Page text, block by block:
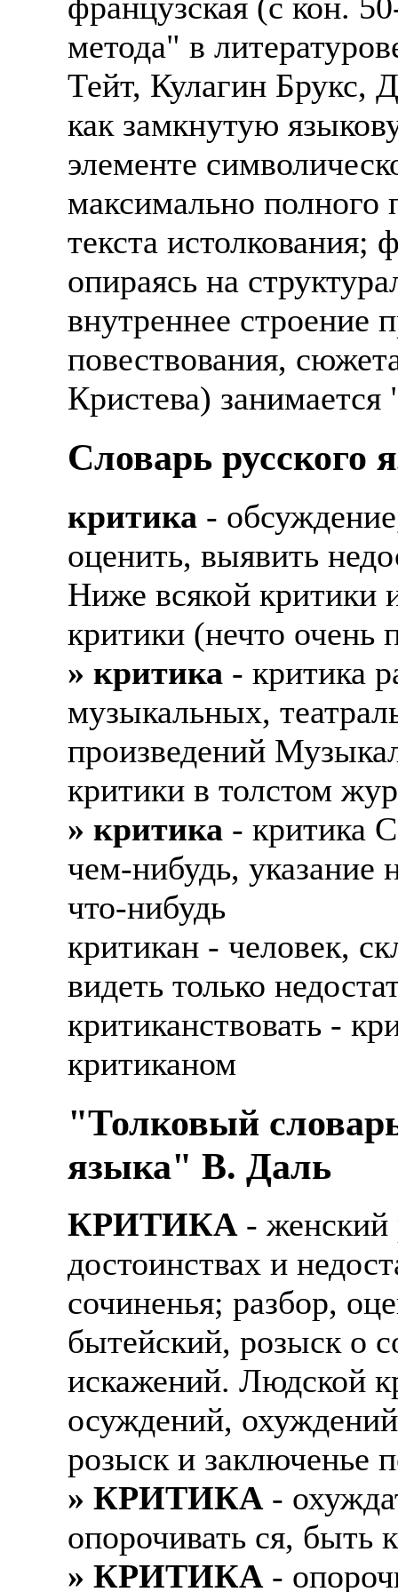
Также смотрите
отправке в другие
А также
рабочий,
стикеровщик.
# трудоустройство за
# трудоустройство за
В таких банках, как
Промсвязьбанк,
А также в компаниях:
СДЭК, ПЭК и т.д.
В направлениях: без
метода" в
Тейт, Кулагин Брукс,
как замкнутую
элементе
максимально
текста истолкования;
опираясь на
внутреннее строение
повествования,
Кристева)
Словарь
критика -
оценить, выявить
Ниже всякой критики
критики (нечто очень
» критика - критика
музыкальных,
произведений
критики в толстом
» критика - критика
чем-нибудь, указание
что-нибудь
критикан - человек,
видеть только
критиканствовать -
критиканом
"Толковый
языка" В. Даль
КРИТИКА- женский
достоинствах и
сочиненья; разбор,
бытейский, розыск о
искажений. Людской
осуждений,
розыск и заключенье
» КРИТИКА-
опорочивать ся, быть
» КРИТИКА-